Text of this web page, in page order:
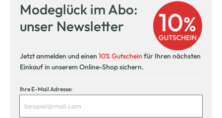
Modeglück im Abo:
unser Newsletter
Jetzt anmelden und einen 10% Gutschein für Ihren nächsten
Einkauf in unserem Online-Shop sichern.
Ihre E-Mail Adresse: